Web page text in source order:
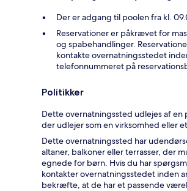
Der er adgang til poolen fra kl.
Reservationer er påkrævet for
og spabehandlinger.
kontakte overnatningsstedet
telefonnummeret på
Politikker
Dette overnatningssted udlejes af
der udlejer som en virksomhed eller
Dette overnatningssted har
altaner, balkoner eller terrasser, der
egnede for børn. Hvis du har
kontakter overnatningsstedet inden
bekræfte, at de har et passende